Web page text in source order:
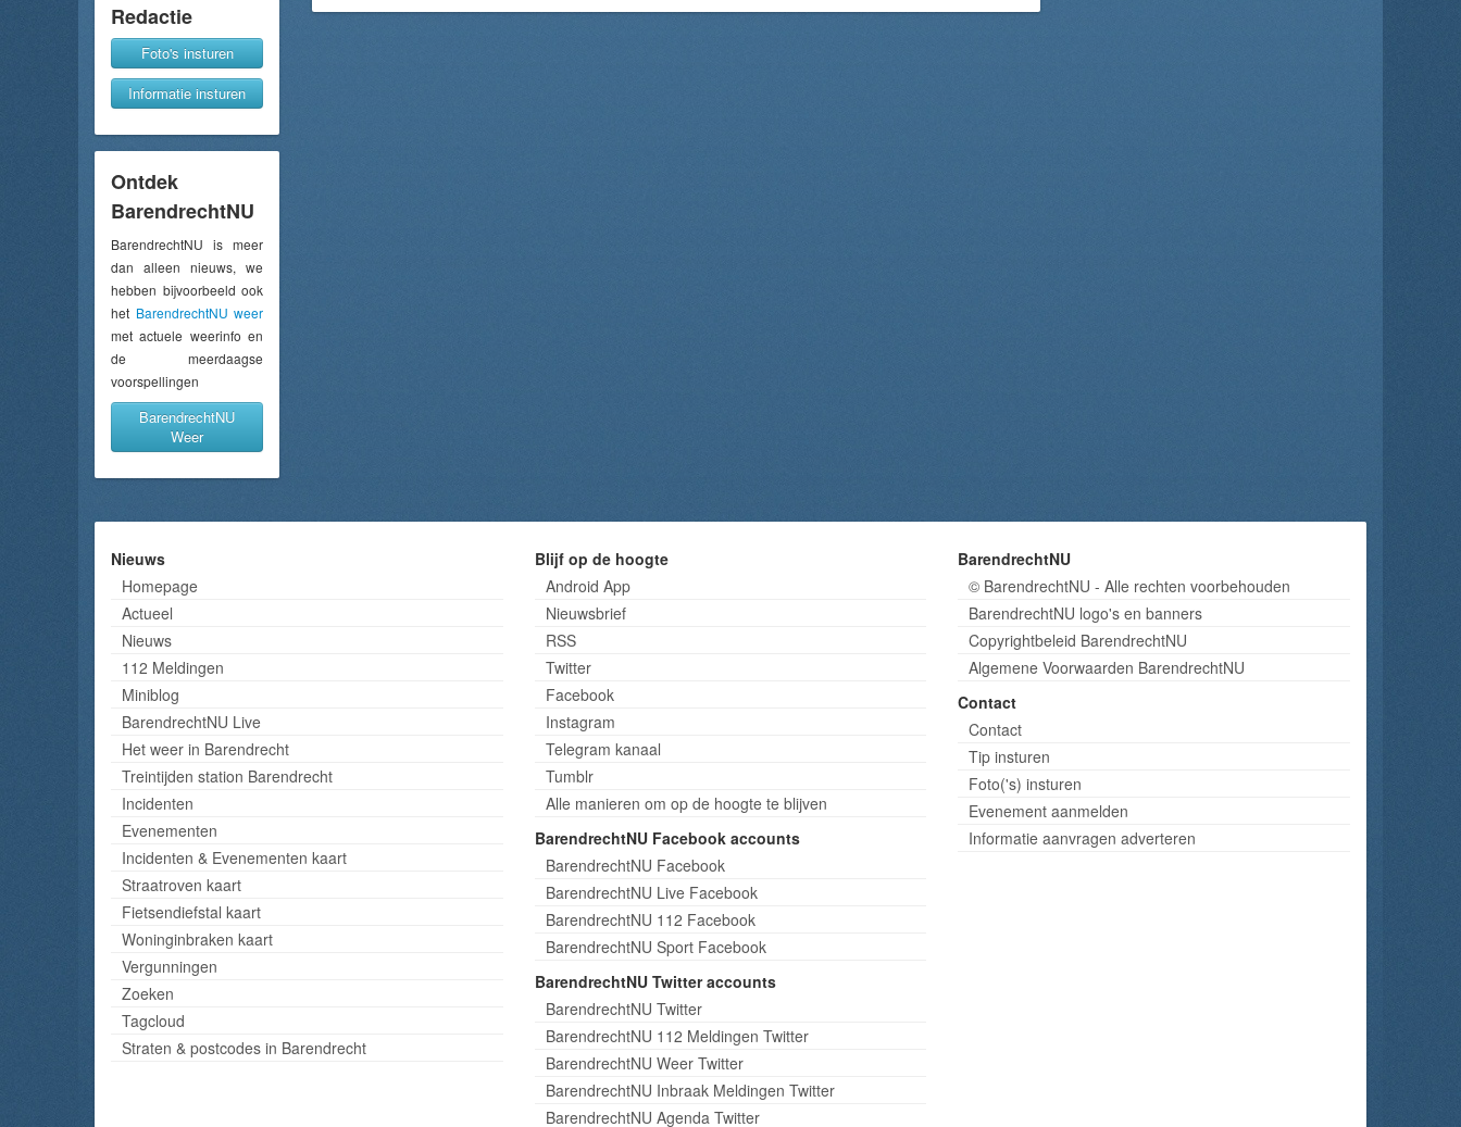
Redactie
Foto's insturen
Informatie insturen
Ontdek
BarendrechtNU
BarendrechtNU is meer
dan alleen nieuws, we
hebben bijvoorbeeld ook
het BarendrechtNU weer
met actuele weerinfo en
de meerdaagse
voorspellingen
BarendrechtNU
Weer
Nieuws
Homepage
Actueel
Nieuws
112 Meldingen
Miniblog
BarendrechtNU Live
Het weer in Barendrecht
Treintijden station Barendrecht
Incidenten
Evenementen
Incidenten & Evenementen kaart
Straatroven kaart
Fietsendiefstal kaart
Woninginbraken kaart
Vergunningen
Zoeken
Tagcloud
Straten & postcodes in Barendrecht
Blijf op de hoogte
Android App
Nieuwsbrief
RSS
Twitter
Facebook
Instagram
Telegram kanaal
Tumblr
Alle manieren om op de hoogte te blijven
BarendrechtNU Facebook accounts
BarendrechtNU Facebook
BarendrechtNU Live Facebook
BarendrechtNU 112 Facebook
BarendrechtNU Sport Facebook
BarendrechtNU Twitter accounts
BarendrechtNU Twitter
BarendrechtNU 112 Meldingen Twitter
BarendrechtNU Weer Twitter
BarendrechtNU Inbraak Meldingen Twitter
BarendrechtNU Agenda Twitter
BarendrechtNU
© BarendrechtNU - Alle rechten voorbehouden
BarendrechtNU logo's en banners
Copyrightbeleid BarendrechtNU
Algemene Voorwaarden BarendrechtNU
Contact
Contact
Tip insturen
Foto('s) insturen
Evenement aanmelden
Informatie aanvragen adverteren